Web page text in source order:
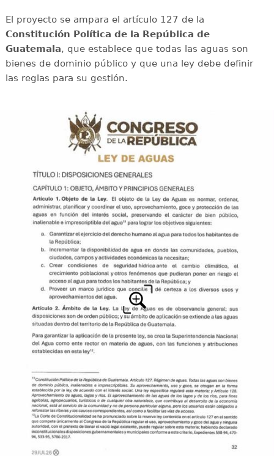
El proyecto se ampara el artículo 127 de la
Constitución Política de la República de
Guatemala, que establece que todas las aguas son
bienes de dominio público y que una ley debe definir
las reglas para su gestión.